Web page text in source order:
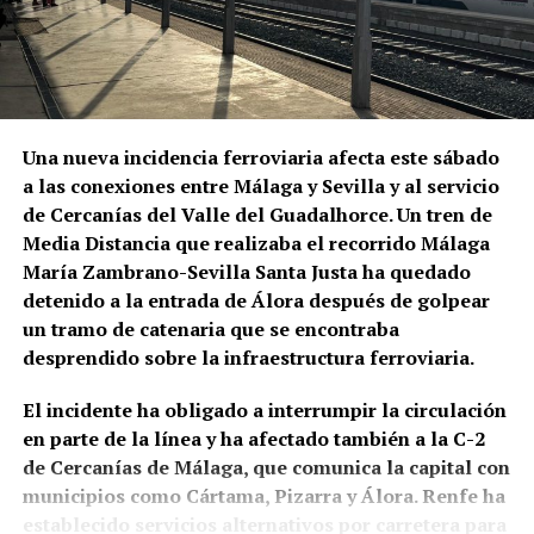
modificaciones del sistema
defensivo
militar durante la Baja Edad Media. Después de las
destrucciones sufridas en el siglo XIV,se acometió
una importante reconstrucción hacia 1430 bajo
Pedro Ponce de León, con autorización pontificia de
Martín V. Bellido atribuye a esta fase la
rehabilitación de lienzos deteriorados, la
construcción de torres semicirculares y la
configuración de la actual Puerta de Sevilla o Arco
de la Rosa.
Durante el siglo XVI siguieron produciéndose
intervenciones.En el sector nororiental de la
Alcazaba se documentaron contrafuertes de
teatros, plazas de toros y grandes compañías. La
programación identifica entre las figuras esenciales
de aquella época a La Niña de los Peines, Manuel
Vallejo y Pepe Marchena.
Pepe Marchena, en el centro de
aquella transformación
José Tejada Martín, Pepe Marchena, fue uno de los
artistas que mejor representó aquel cambio de
escala. Su enorme popularidad durante las décadas
centrales del siglo XX estuvo vinculada a los
fandangos, los cantes libres y los cantes de ida y
personal de ornamentar la melodía que generó
seguidores, imitadores y también intensas
controversias entre los defensores de distintas
concepciones del flamenco. DeFlamenco recuerda
Una nueva incidencia ferroviaria afecta este sábado
a las conexiones entre Málaga y Sevilla y al servicio
de Cercanías del Valle del Guadalhorce. Un tren de
Media Distancia que realizaba el recorrido Málaga
María Zambrano-Sevilla Santa Justa ha quedado
detenido a la entrada de Álora después de golpear
un tramo de catenaria que se encontraba
desprendido sobre la infraestructura ferroviaria.
El incidente ha obligado a interrumpir la circulación
en parte de la línea y ha afectado también a la C-2
de Cercanías de Málaga, que comunica la capital con
municipios como Cártama, Pizarra y Álora. Renfe ha
establecido servicios alternativos por carretera para